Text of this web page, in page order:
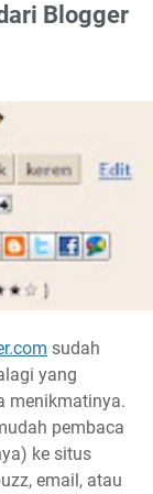
Blogger
sudah
yang
menikmatinya.
pembaca
ke situs
email, atau